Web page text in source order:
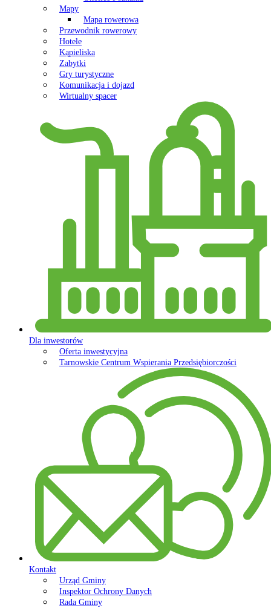
Mapy
Mapa rowerowa
Przewodnik rowerowy
Hotele
Kąpieliska
Zabytki
Gry turystyczne
Komunikacja i dojazd
Wirtualny spacer
Dla inwestorów
Oferta inwestycyjna
Tarnowskie Centrum Wspierania Przedsiębiorczości
Kontakt
Urząd Gminy
Inspektor Ochrony Danych
Rada Gminy